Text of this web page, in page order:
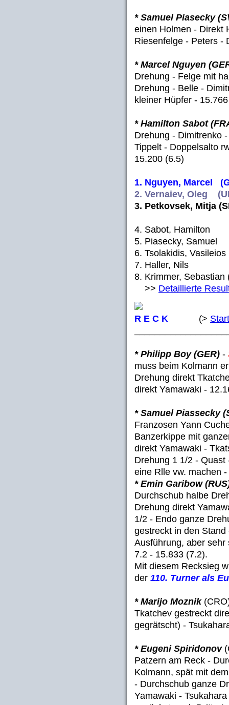
* Samuel Piasecky
einen Holmen - Direkt
Riesenfelge - Peters -
* Marcel Nguyen
Drehung - Felge mit
Drehung - Belle -
kleiner Hüpfer -
* Hamilton Sabot
Drehung - Dimitrenko
Tippelt - Doppelsalto
15.200 (6.5)
1. Nguyen, Marcel
2. Vernaiev, Oleg
3. Petkovsek, Mitja
4. Sabot, Hamilton
5. Piasecky,
6. Tsolakidis,
7. Haller, Nils
8. Krimmer, Sebastian
>> Detaillierte
R E C K (>
* Philipp Boy (GER) -
muss beim Kolmann
Drehung direkt
direkt Yamawaki -
* Samuel Piassecky
Franzosen Yann
Banzerkippe mit
direkt Yamawaki -
Drehung 1 1/2 -
eine Rlle vw. machen
* Emin Garibow
Durchschub halbe
Drehung direkt
1/2 - Endo ganze
gestreckt in den
Ausführung, aber
7.2 - 15.833 (7.2).
Mit diesem Recksieg
der 110. Turner als
* Marijo Moznik
Tkatchev gestreckt
gegrätscht) -
* Eugeni Spiridonov
Patzern am Reck -
Kolmann, spät mit
- Durchschub ganze
Yamawaki -